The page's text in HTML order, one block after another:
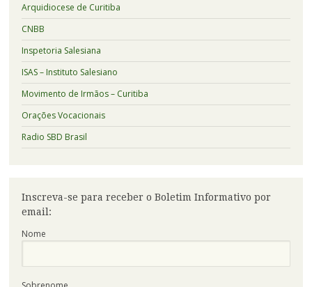
Arquidiocese de Curitiba
CNBB
Inspetoria Salesiana
ISAS – Instituto Salesiano
Movimento de Irmãos – Curitiba
Orações Vocacionais
Radio SBD Brasil
Inscreva-se para receber o Boletim Informativo por
email:
Nome